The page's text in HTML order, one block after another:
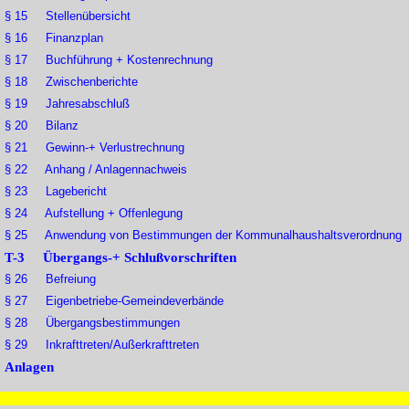
§ 15 Stellenübersicht
§ 16 Finanzplan
§ 17 Buchführung + Kostenrechnung
§ 18 Zwischenberichte
§ 19 Jahresabschluß
§ 20 Bilanz
§ 21 Gewinn-+ Verlustrechnung
§ 22 Anhang / Anlagennachweis
§ 23 Lagebericht
§ 24 Aufstellung + Offenlegung
§ 25 Anwendung von Bestimmungen der Kommunalhaushaltsverordnung
T-3 Übergangs-+ Schlußvorschriften
§ 26 Befreiung
§ 27 Eigenbetriebe-Gemeindeverbände
§ 28 Übergangsbestimmungen
§ 29 Inkrafttreten/Außerkrafttreten
Anlagen